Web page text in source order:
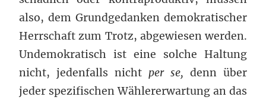
also, dem Grundgedanken demokratischer
Herrschaft zum Trotz, abgewiesen werden.
Undemokratisch ist eine solche Haltung
nicht, jedenfalls nicht per se, denn über
jeder spezifischen Wählererwartung an das